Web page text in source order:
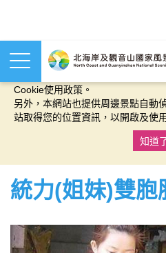
本網站使用cookies等相關技術以
Cookie使用政策。
另外，本網站也提供周邊景點自動
站取得您的位置資訊，以開啟及使
知道
統力(姐妹)雙胞